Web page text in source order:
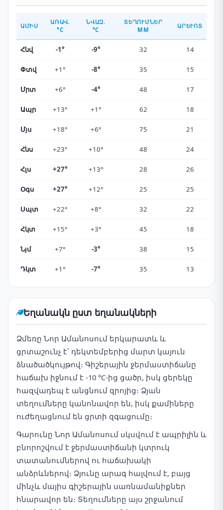
ԱՄԻՍ
ԱՌԱՎ.
°C
ՆՎԱԶ.
°C
ՏԵՂՈՒՄՆԵՐ
ММ
ԱՐԵՒՈՏ
Հնվ -1° -9° 32 14
Փտվ +1° -8° 35 15
Մրտ +6° -4° 48 17
Ապր +13° +1° 62 18
Մյս +18° +6° 75 21
Հնս +23° +10° 48 24
Հլս +27° +13° 28 26
Օգս +27° +12° 25 25
Սպտ +22° +8° 32 22
Հկտ +15° +3° 45 18
Նյմ +7° -3° 38 15
Դկտ +1° -7° 35 13
Եղանակն ըստ եղանակների
Ձմեռը Նոր Ամանոսում երկարատև և
ցրտաշունչ է՝ դեկտեմբերից մարտ կայուն
ձնածածկույթով։ Գիշերային ջերմաստիճանը
հաճախ իջնում է -10 °C-ից ցածր, իսկ ցերեկը
հազվադեպ է անցնում զրոյից։ Ձյան
տեղումները կանոնավոր են, իսկ քամիները
ուժեղացնում են ցրտի զգացումը։
Գարունը Նոր Ամանոսում սկսվում է ապրիլին և
բնորոշվում է ջերմաստիճանի կտրուկ
տատանումներով ու հաճախակի
անձրևներով։ Ձյունը արագ հալվում է, բայց
մինչև մայիս գիշերային սառնամանիքներ
հնարավոր են։ Տեղումները այս շրջանում